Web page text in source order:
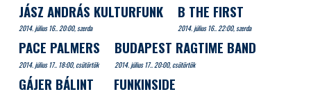
JÁSZ ANDRÁS KULTURFUNK
2014. július 16.. 20:00, szerda
B THE FIRST
2014. július 16.. 22:00, szerda
PACE PALMERS
2014. július 17.. 18:00, csütörtök
BUDAPEST RAGTIME BAND
2014. július 17.. 20:00, csütörtök
GÁJER BÁLINT FUNKINSIDE